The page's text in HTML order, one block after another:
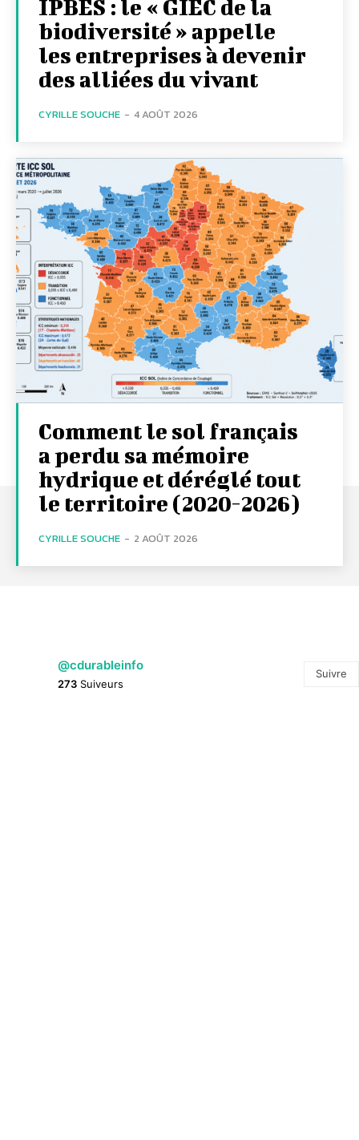
IPBES : le « GIEC de la
biodiversité » appelle
les entreprises à devenir
des alliées du vivant
CYRILLE SOUCHE - 4 AOÛT 2026
Comment le sol français
a perdu sa mémoire
hydrique et déréglé tout
le territoire (2020-2026)
CYRILLE SOUCHE - 2 AOÛT 2026
@cdurableinfo
273 Suiveurs
Suivre